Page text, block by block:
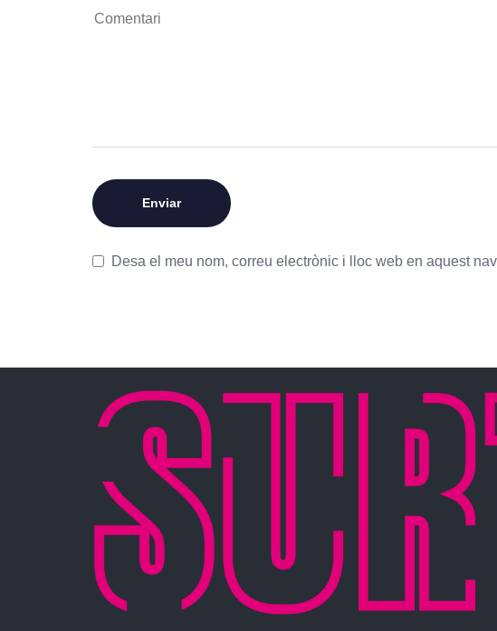
Desa el meu nom, correu electrònic i lloc web en aquest